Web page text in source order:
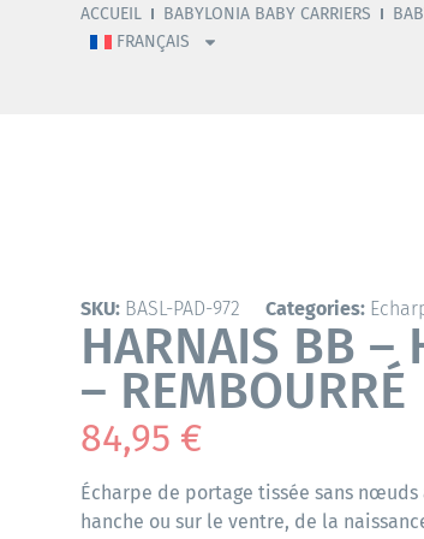
ACCUEIL BABYLONIA BABY CARRIERS
FRANÇAIS
SKU: BASL-PAD-972 Categories:
HARNAIS BB –
– REMBOURRÉ
84,95 €
Écharpe de portage tissée sans
hanche ou sur le ventre, de la